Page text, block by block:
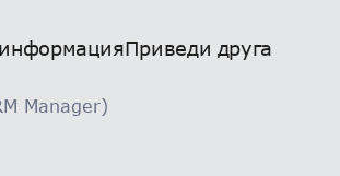
Приведи друга
Manager)